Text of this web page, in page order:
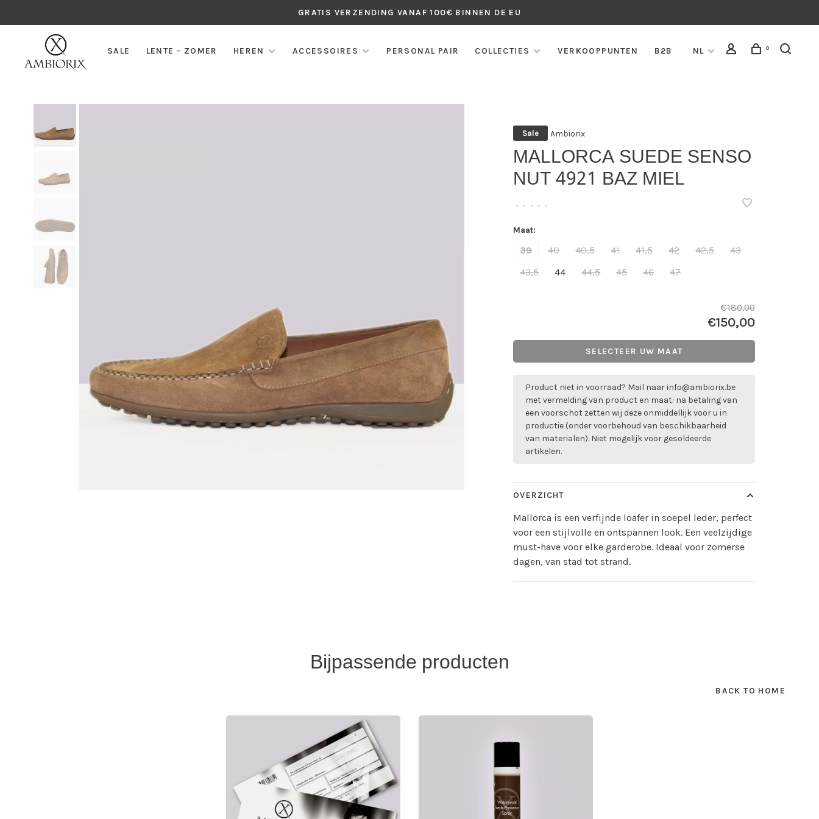
GRATIS VERZENDING VANAF 100€ BINNEN DE EU
SALE LENTE - ZOMER HEREN ACCESSOIRES PERSONAL PAIR COLLECTIES VERKOOPPUNTEN B2B NL 0
Sale Ambiorix
MALLORCA SUEDE SENSO
NUT 4921 BAZ MIEL
• • • • •
Maat:
39 40 40,5 41 41,5 42 42,5
43
43,5
44 44,5 45 46 47
€180,00
€150,00
SELECTEER UW MAAT
Product niet in voorraad? Mail naarinfo@ambiorix.be
met vermelding van product en maat: na betaling van
een voorschot zetten wij deze onmiddellijk voor u in
productie (onder voorbehoud van beschikbaarheid
van materialen). Niet mogelijk voor gesoldeerde
artikelen.
OVERZICHT
Mallorca is een verfijnde loafer in soepel leder, perfect
voor een stijlvolle en ontspannen look. Een veelzijdige
must-have voor elke garderobe. Ideaal voor zomerse
dagen, van stad tot strand.
Bijpassende producten
BACK TO HOME